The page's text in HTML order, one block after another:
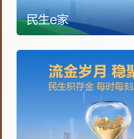
服务乡村振兴
连续多年获中央单位定点帮扶
民生e家